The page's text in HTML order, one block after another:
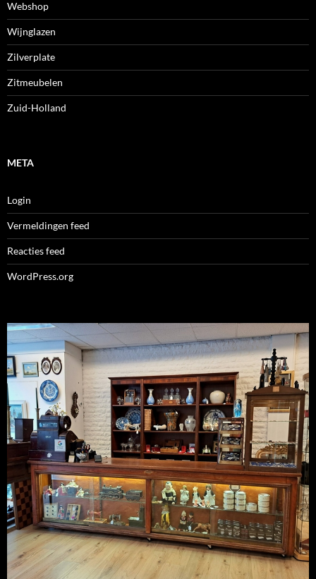
Webshop
Wijnglazen
Zilverplate
Zitmeubelen
Zuid-Holland
META
Login
Vermeldingen feed
Reacties feed
WordPress.org